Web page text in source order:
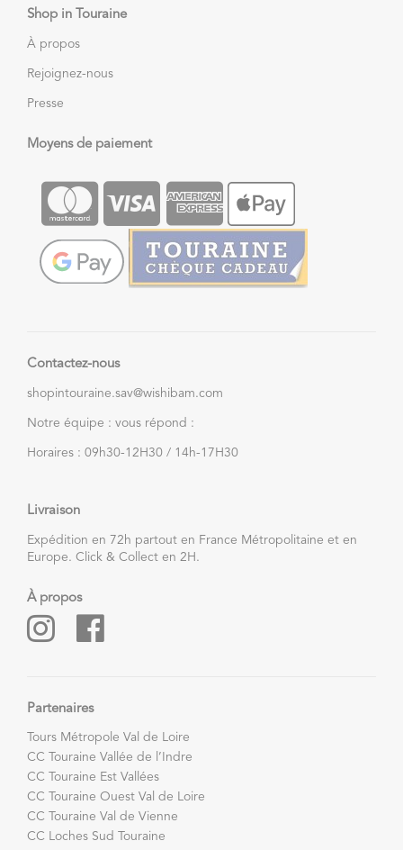
Shop in Touraine
À propos
Rejoignez-nous
Presse
Moyens de paiement
Contactez-nous
shopintouraine.sav@wishibam.com
Notre équipe : vous répond :
Horaires : 09h30-12H30 / 14h-17H30
Livraison
Expédition en 72h partout en France Métropolitaine et en
Europe. Click & Collect en 2H.
À propos
Partenaires
Tours Métropole Val de Loire
CC Touraine Vallée de l’Indre
CC Touraine Est Vallées
CC Touraine Ouest Val de Loire
CC Touraine Val de Vienne
CC Loches Sud Touraine